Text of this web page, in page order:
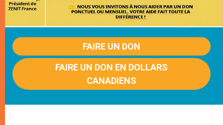
FAIRE UN DON
FAIRE UN DON EN DOLLARS
CANADIENS